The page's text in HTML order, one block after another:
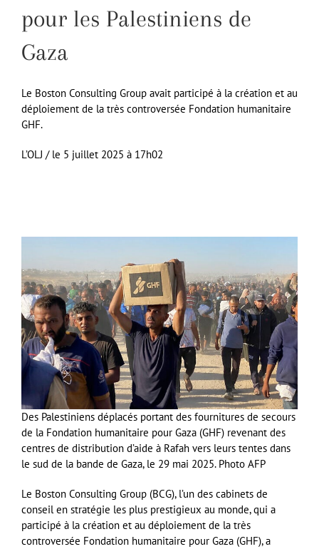
pour les Palestiniens de
Gaza
Le Boston Consulting Group avait participé à la création et au
déploiement de la très controversée Fondation humanitaire
GHF.
L’OLJ / le 5 juillet 2025 à 17h02
Des Palestiniens déplacés portant des fournitures de secours
de la Fondation humanitaire pour Gaza (GHF) revenant des
centres de distribution d’aide à Rafah vers leurs tentes dans
le sud de la bande de Gaza, le 29 mai 2025. Photo AFP
Le Boston Consulting Group (BCG), l’un des cabinets de
conseil en stratégie les plus prestigieux au monde, qui a
participé à la création et au déploiement de la très
controversée Fondation humanitaire pour Gaza (GHF), a